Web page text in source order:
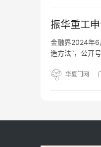
振华重工
金融界2024年6
造方法“，公开
华夏门网